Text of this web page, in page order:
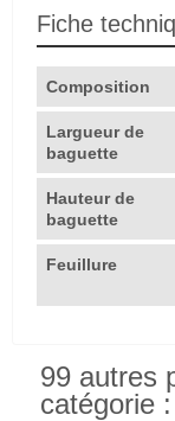
Fiche
Composition
Largueur de
baguette
Hauteur de
baguette
Feuillure
99 autres
catégorie :